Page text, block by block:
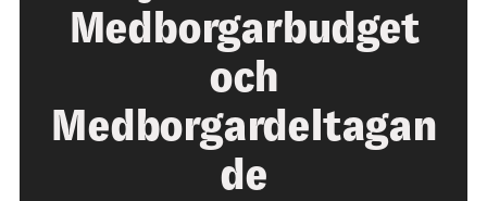
Medborgarbudget
och
Medborgardeltagan
de